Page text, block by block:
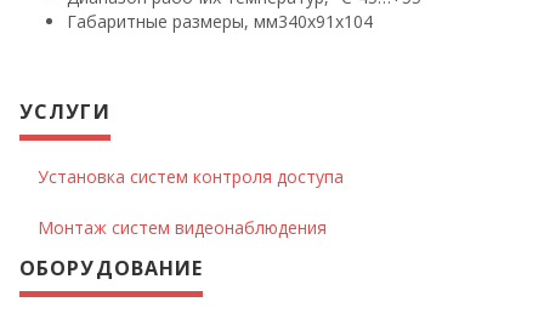
Габаритные размеры, мм340х91х104
УСЛУГИ
Установка систем контроля доступа
Монтаж систем видеонаблюдения
ОБОРУДОВАНИЕ